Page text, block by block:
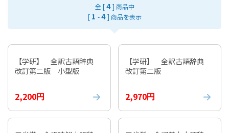
全 [ 4 ] 商品中
[ 1 - 4 ] 商品を表示
【学研】 全訳古語辞典
改訂第二版 小型版
2,200円
【学研】 全訳古語辞典
改訂第二版
2,970円